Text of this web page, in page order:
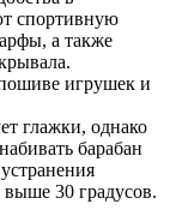
спортивную
а также
игрушек и
глажки, однако
барабан
30 градусов.